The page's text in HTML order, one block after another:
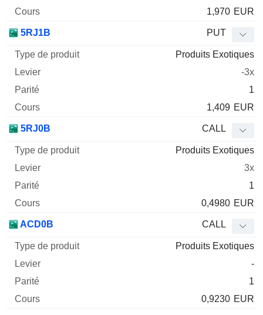
1,970 EUR
5RJ1B PUT
Produits Exotiques
-3x
1
1,409 EUR
5RJ0B CALL
Produits Exotiques
3x
1
0,4980 EUR
ACD0B CALL
Produits Exotiques
-
1
0,9230 EUR